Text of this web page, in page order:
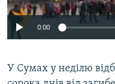
ВІДЕОУРОКИ «ELIFBE»
СВІДЧЕННЯ ОКУПАЦІЇ
ІНФОГРАФІКА
Русский
Qırımtatar
ДОЛУЧАЙСЯ!
0:00
У Сумах у неділю